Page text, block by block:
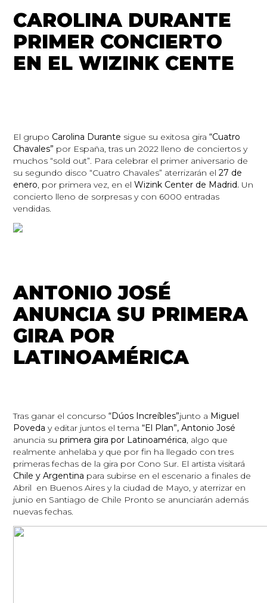
CAROLINA DURANTE
PRIMER CONCIERTO
EN EL WIZINK CENTE
El grupo Carolina Durante sigue su exitosa gira“Cuatro
Chavales” por España, tras un 2022 lleno de conciertos y
muchos “sold out”. Para celebrar el primer aniversario de
su segundo disco “Cuatro Chavales” aterrizarán el27 de
enero , por primera vez, en elWizink Center de Madrid. Un
concierto lleno de sorpresas y con 6000 entradas
vendidas.
ANTONIO JOSÉ
ANUNCIA SU PRIMERA
GIRA POR
LATINOAMÉRICA
Tras ganar el concurso“Dúos Increíbles”junto a Miguel
Poveda y editar juntos el tema“El Plan”, Antonio José
anuncia suprimera gira por Latinoamérica , algo que
realmente anhelaba y que por fin ha llegado con tres
primeras fechas de la gira por Cono Sur. El artista visitará
Chile y Argentina para subirse en el escenario a finales de
Abril en Buenos Aires y la ciudad de Mayo, y aterrizar en
junio en Santiago de Chile Pronto se anunciarán además
nuevas fechas.